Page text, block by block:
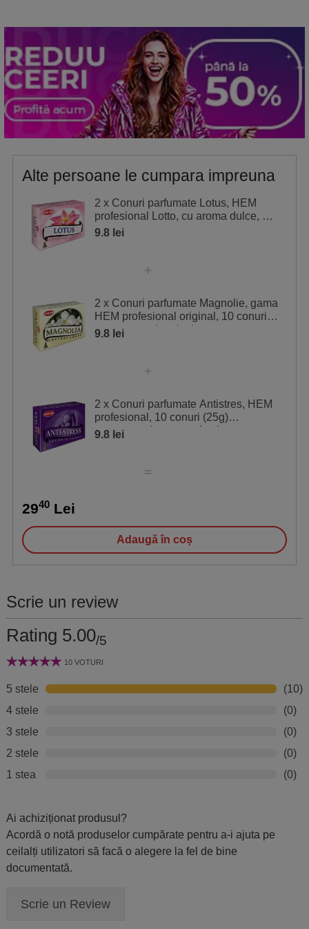
Alte persoane le cumpara impreuna
2 x Conuri parfumate Lotus, HEM
profesional Lotto, cu aroma dulce, 10
conuri (25g) aromaterapie, suport
9.8 lei
2 x Conuri parfumate Magnolie, gama
HEM profesional original, 10 conuri
cu suport ardere inclus
9.8 lei
2 x Conuri parfumate Antistres, HEM
profesional, 10 conuri (25g)
aromaterapie, aroma fresh, suport
9.8 lei
2940 Lei
Adaugă în coș
Scrie un review
Rating 5.00/5
10 VOTURI
5 stele
(10)
4 stele
(0)
3 stele
(0)
2 stele
(0)
1 stea
(0)
Ai achiziționat produsul?
Acordă o notă produselor cumpărate pentru a-i ajuta pe
ceilalți utilizatori să facă o alegere la fel de bine
documentată.
Scrie un Review